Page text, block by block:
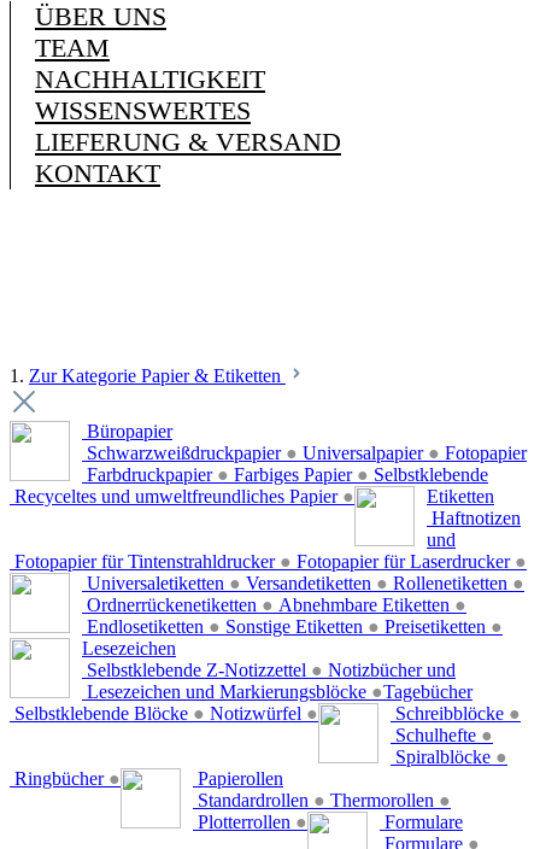
ÜBER UNS
TEAM
NACHHALTIGKEIT
WISSENSWERTES
LIEFERUNG & VERSAND
KONTAKT
1. Zur Kategorie Papier & Etiketten
Büropapier
Schwarzweißdruckpapier ● Universalpapier ●
Farbdruckpapier ● Farbiges Papier ●
Recyceltes und umweltfreundliches Papier ●
Fotopapier
Fotopapier für Tintenstrahldrucker ● Fotopapier für Laserdrucker ●
Selbstklebende
Etiketten
Universaletiketten ● Versandetiketten ● Rollenetiketten ●
Ordnerrückenetiketten ● Abnehmbare Etiketten ●
Endlosetiketten ● Sonstige Etiketten ● Preisetiketten ●
Haftnotizen
und
Lesezeichen
Selbstklebende Z-Notizzettel ●
Lesezeichen und Markierungsblöcke ●
Selbstklebende Blöcke ● Notizwürfel ●
Notizbücher und
Tagebücher
Schreibblöcke ●
Schulhefte ●
Spiralblöcke ●
Ringbücher ●
Papierollen
Standardrollen ● Thermorollen ●
Plotterrollen ●
Formulare
Formulare ●